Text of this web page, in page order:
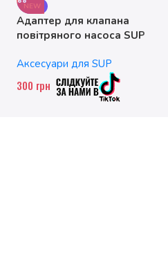
NEW
Адаптер для клапана
повітряного насоса SUP
Аксесуари для SUP
300 грн